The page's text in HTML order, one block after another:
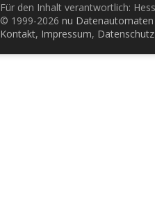
Für den Inhalt verantwortlich:
© 1999-2026 nu
Kontakt, Impressum, Datenschutz